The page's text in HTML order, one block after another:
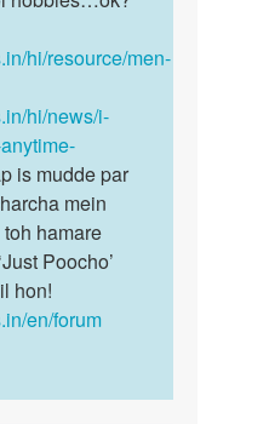
hi/resource/men-
hi/news/i-
is mudde par
mein
hamare
Poocho’
hon!
en/forum